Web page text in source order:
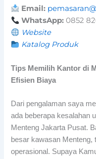
Email:
WhatsApp: 0852
Website
Katalog Produk
Tips Memilih Kantor di
Efisien Biaya
Dari pengalaman saya
ada beberapa kesalahan
Menteng Jakarta Pusat.
besar kawasan Menteng,
operasional. Supaya